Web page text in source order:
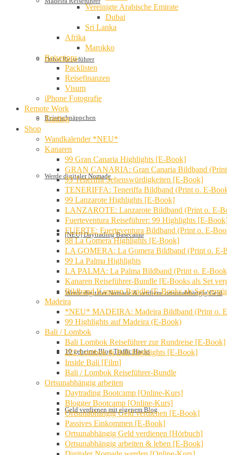
Dubai Reiseführer
Reiseschnäppchen
Werde digitaler Nomade
[NEU] Daytrading Basecamp
Werde digitaler Nomade & verdiene ortsunabhängig Geld
10 geheime Blog Traffic Hacks
Geld verdienen mit eigenem Blog
Vereinigte Arabische Emirate
Dubai
Sri Lanka
Afrika
Marokko
Reisetipps
Packlisten
Reisefinanzen
Visum
iPhone Fotografie
Remote Work
Trading
Shop
Wandkalender *NEU*
Kanaren
99 Gran Canaria Highlights [E-Book]
GRAN CANARIA: Gran Canaria Bildband
99 Teneriffa Sehenswürdigkeiten [E-Book]
TENERIFFA: Teneriffa Bildband (Print o. E-
99 Lanzarote Highlights [E-Book]
LANZAROTE: Lanzarote Bildband (Print o. E-
Fuerteventura Reiseführer: 99 Highlights [E-
FUERTE: Fuerteventura Bildband (Print o. E-
88 La Gomera Highlights [E-Book]
LA GOMERA: La Gomera Bildband (Print o. E-
99 La Palma Highlights
LA PALMA: La Palma Bildband (Print o. E-
Kanaren Reiseführer-Bundle [E-Books als Set
Bildband Kanaren Bundle [E-Books als Set
Madeira
*NEU* MADEIRA: Madeira Bildband (Print o.
99 Highlights auf Madeira (E-Book)
Bali / Lombok
Bali Lombok Reiseführer zur Rundreise [E-Book]
222 Lombok & Bali Highlights [E-Book]
Inside Bali [Film]
Bali / Lombok Reiseführer-Bundle
Ortsunabhängig arbeiten
Daytrading Bootcamp [Online-Kurs]
Blogger Bootcamp [Online-Kurs]
Ortsunabhängig Geld verdienen [E-Book]
Passives Einkommen [E-Book]
Ortsunabhängig Geld verdienen [Hörbuch]
Ortsunabhängig arbeiten & leben [E-Book]